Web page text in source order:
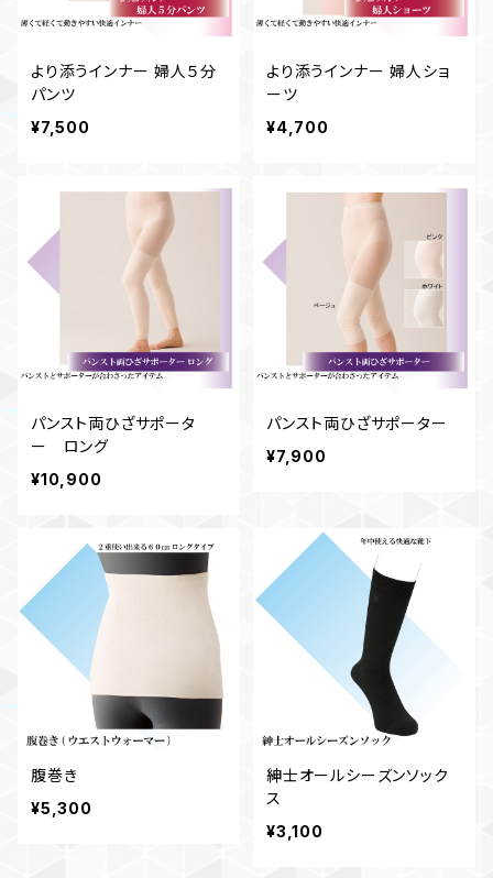
より添うインナー 婦人５分
パンツ
¥7,500
より添うインナー 婦人ショ
ーツ
¥4,700
パンスト両ひざサポータ
ー ロング
¥10,900
パンスト両ひざサポーター
¥7,900
腹巻き
¥5,300
紳士オールシーズンソック
ス
¥3,100